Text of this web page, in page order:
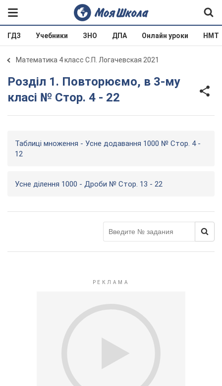
ГДЗ Учебники ЗНО ДПА Онлайн уроки НМТ
Математика 4 класс С.П. Логачевская 2021
Розділ 1. Повторюємо, в 3-му
класі № Стор. 4 - 22
Таблиці множення - Усне додавання 1000 № Стор. 4 -
12
Усне ділення 1000 - Дроби № Стор. 13 - 22